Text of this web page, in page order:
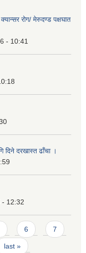
रोग/ मेरुदण्ड पक्षघात
- 10:41
दिने दरखास्त ढाँचा ।
- 12:32
6 7
last »